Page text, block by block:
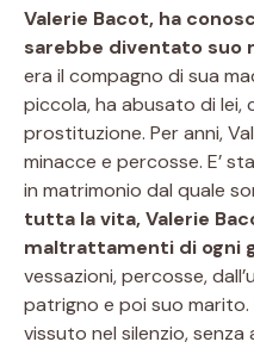
Valerie Bacot, ha
sarebbe diventato suo
era il compagno di sua
piccola, ha abusato di lei,
prostituzione. Per anni,
minacce e percosse. E’
in matrimonio dal quale
tutta la vita, Valerie
maltrattamenti di ogni
vessazioni, percosse,
patrigno e poi suo marito.
vissuto nel silenzio,